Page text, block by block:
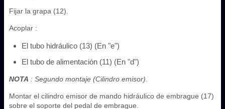
Fijar la grapa (12).
Acoplar :
El tubo hidráulico (13) (En "e")
El tubo de alimentación (11) (En "d")
NOTA : Segundo montaje (Cilindro emisor).
Montar el cilindro emisor de mando hidráulico de embrague (17)
sobre el soporte del pedal de embrague.